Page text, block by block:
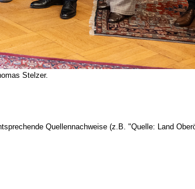
Stelzer.
Quellennachweise (z.B. "Quelle: Land